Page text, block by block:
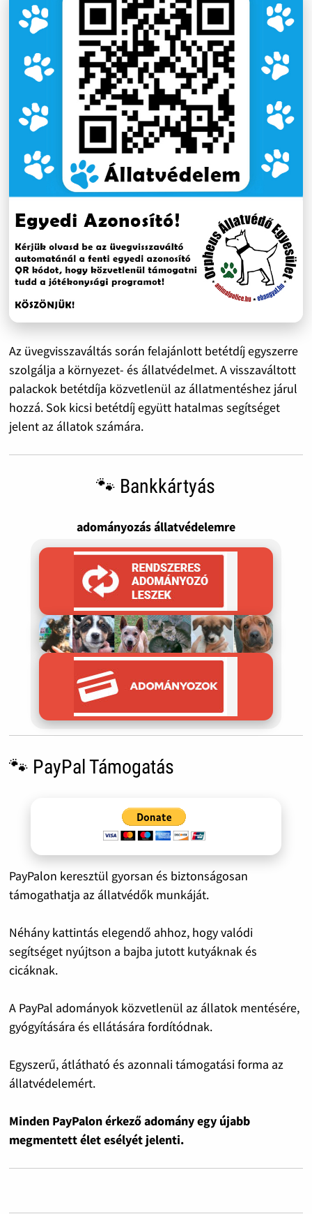
Az üvegvisszaváltás során felajánlott betétdíj egyszerre
szolgálja a környezet- és állatvédelmet. A visszaváltott
palackok betétdíja közvetlenül az állatmentéshez járul
hozzá. Sok kicsi betétdíj együtt hatalmas segítséget
jelent az állatok számára.
🐾 Bankkártyás
adományozás állatvédelemre
🐾 PayPal Támogatás
PayPalon keresztül gyorsan és biztonságosan
támogathatja az állatvédők munkáját.
Néhány kattintás elegendő ahhoz, hogy valódi
segítséget nyújtson a bajba jutott kutyáknak és
cicáknak.
A PayPal adományok közvetlenül az állatok mentésére,
gyógyítására és ellátására fordítódnak.
Egyszerű, átlátható és azonnali támogatási forma az
állatvédelemért.
Minden PayPalon érkező adomány egy újabb
megmentett élet esélyét jelenti.